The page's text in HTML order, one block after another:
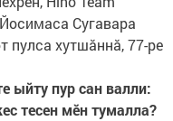
Сугавара
пулса хутшăннă, 77-ре
ыйту пур сан валли:
тесен мӗн тумалла?